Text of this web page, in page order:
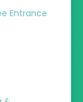
Entrance